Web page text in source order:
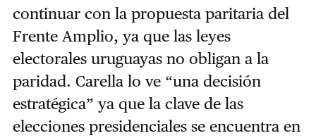
continuar con la propuesta paritaria del
Frente Amplio, ya que las leyes
electorales uruguayas no obligan a la
paridad. Carella lo ve “una decisión
estratégica” ya que la clave de las
elecciones presidenciales se encuentra en